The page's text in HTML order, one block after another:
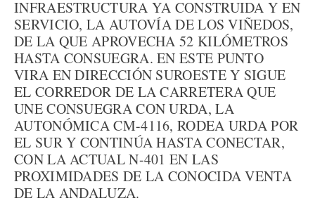
INFRAESTRUCTURA YA CONSTRUIDA Y EN
SERVICIO, LA AUTOVÍA DE LOS VIÑEDOS,
DE LA QUE APROVECHA 52 KILÓMETROS
HASTA CONSUEGRA. EN ESTE PUNTO
VIRA EN DIRECCIÓN SUROESTE Y SIGUE
EL CORREDOR DE LA CARRETERA QUE
UNE CONSUEGRA CON URDA, LA
AUTONÓMICA CM-4116, RODEA URDA POR
EL SUR Y CONTINÚA HASTA CONECTAR,
CON LA ACTUAL N-401 EN LAS
PROXIMIDADES DE LA CONOCIDA VENTA
DE LA ANDALUZA.